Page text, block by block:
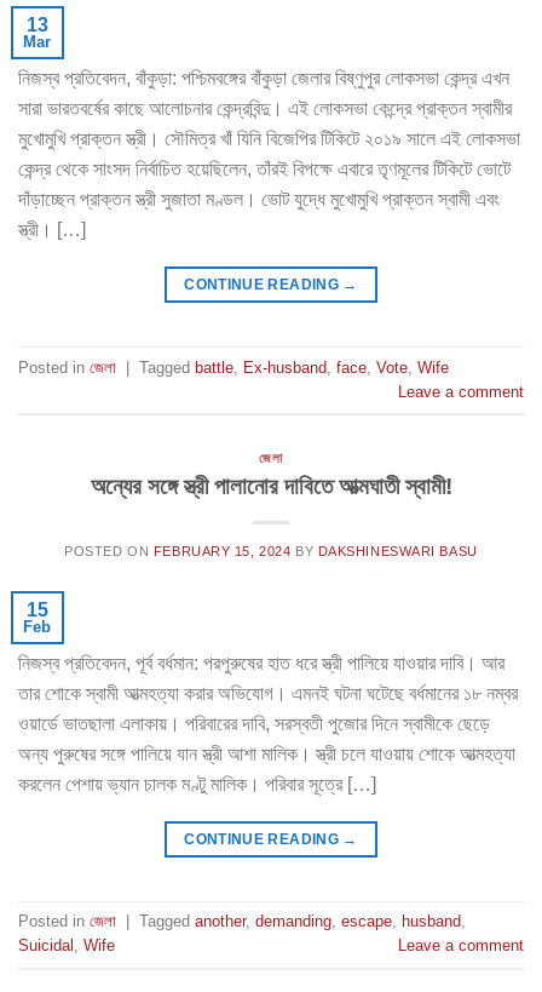
13
Mar
নিজস্ব প্রতিবেদন, বাঁকুড়া: পশ্চিমবঙ্গের বাঁকুড়া জেলার বিষ্ণুপুর লোকসভা কেন্দ্র এখন
সারা ভারতবর্ষের কাছে আলোচনার কেন্দ্রবিন্দু। এই লোকসভা কেন্দ্রে প্রাক্তন স্বামীর
মুখোমুখি প্রাক্তন স্ত্রী। সৌমিত্র খাঁ যিনি বিজেপির টিকিটে ২০১৯ সালে এই লোকসভা
কেন্দ্র থেকে সাংসদ নির্বাচিত হয়েছিলেন, তাঁরই বিপক্ষে এবারে তৃণমূলের টিকিটে ভোটে
দাঁড়াচ্ছেন প্রাক্তন স্ত্রী সুজাতা মণ্ডল। ভোট যুদ্ধে মুখোমুখি প্রাক্তন স্বামী এবং
স্ত্রী। […]
CONTINUE READING →
Posted in জেলা | Tagged battle Ex-husband face Vote Wife
Leave a comment
জেলা
অন্যের সঙ্গে স্ত্রী পালানোর দাবিতে আত্মঘাতী স্বামী!
POSTED ON FEBRUARY 15, 2024 BY DAKSHINESWARI BASU
15
Feb
নিজস্ব প্রতিবেদন, পূর্ব বর্ধমান: পরপুরুষের হাত ধরে স্ত্রী পালিয়ে যাওয়ার দাবি। আর
তার শোকে স্বামী আত্মহত্যা করার অভিযোগ। এমনই ঘটনা ঘটেছে বর্ধমানের ১৮ নম্বর
ওয়ার্ডে ভাতছালা এলাকায়। পরিবারের দাবি, সরস্বতী পুজোর দিনে স্বামীকে ছেড়ে
অন্য পুরুষের সঙ্গে পালিয়ে যান স্ত্রী আশা মালিক। স্ত্রী চলে যাওয়ায় শোকে আত্মহত্যা
করলেন পেশায় ভ্যান চালক মণ্টু মালিক। পরিবার সূত্রে […]
CONTINUE READING →
Posted in জেলা Tagged another, demanding, escape, husband,
Suicidal , Wife Leave a comment